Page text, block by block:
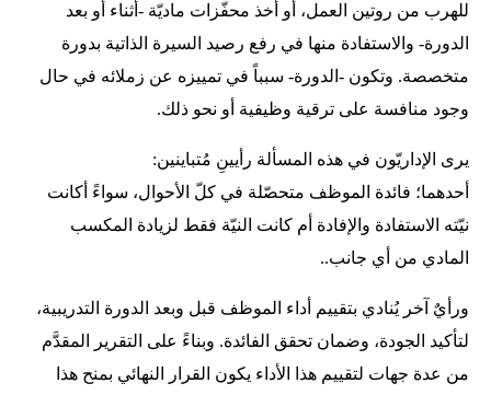
للهرب من روتين العمل، أو أخذ محفّزات ماديّة -أثناء أو بعد
الدورة- والاستفادة منها في رفع رصيد السيرة الذاتية بدورة
متخصصة. وتكون -الدورة- سبباً في تمييزه عن زملائه في حال
وجود منافسة على ترقية وظيفية أو نحو ذلك.
يرى الإداريّون في هذه المسألة رأيينِ مُتباينين:
أحدهما؛ فائدة الموظف متحصّلة في كلّ الأحوال، سواءً أكانت
نيّته الاستفادة والإفادة أم كانت النيّة فقط لزيادة المكسب
المادي من أي جانب..
ورأيٌ آخر يُنادي بتقييم أداء الموظف قبل وبعد الدورة التدريبية،
لتأكيد الجودة، وضمان تحقق الفائدة. وبناءً على التقرير المقدَّم
من عدة جهات لتقييم هذا الأداء يكون القرار النهائي بمنح هذا